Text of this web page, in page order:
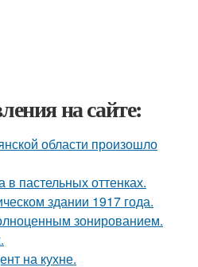
на сайте:
области произошло
пастельных оттенках.
здании 1917 года.
зонированием.
на кухне.